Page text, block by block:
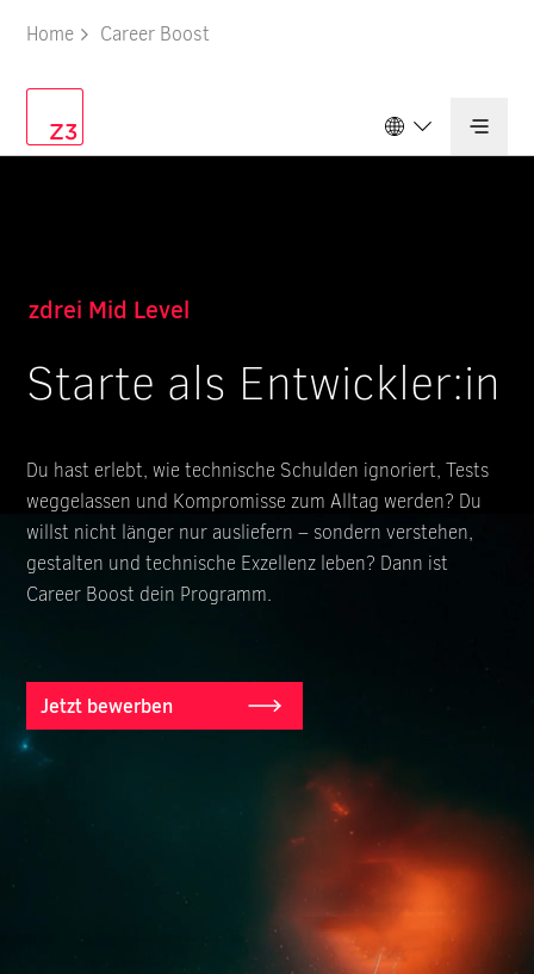
Home Career Boost
zdrei Mid Level
Starte als Entwickler:in
Du hast erlebt, wie technische Schulden ignoriert, Tests
weggelassen und Kompromisse zum Alltag werden? Du
willst nicht länger nur ausliefern – sondern verstehen,
gestalten und technische Exzellenz leben? Dann ist
Career Boost dein Programm.
Jetzt bewerben